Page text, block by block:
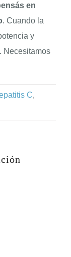
en
. Cuando la
y
Necesitamos
C,